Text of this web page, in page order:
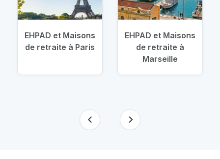
EHPAD et Maisons
de retraite à Paris
EHPAD et Maisons
de retraite à
Marseille